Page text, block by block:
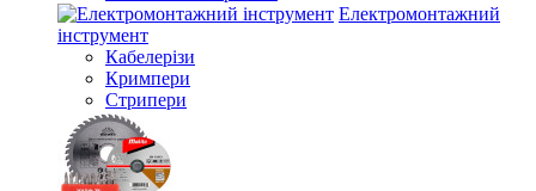
Електромонтажний
інструмент
Кабелерізи
Кримпери
Стрипери